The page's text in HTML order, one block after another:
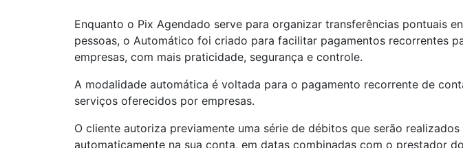
Enquanto o Pix Agendado serve para organizar transferências pontuais
pessoas, o Automático foi criado para facilitar pagamentos recorrentes
empresas, com mais praticidade, segurança e controle.
A modalidade automática é voltada para o pagamento recorrente de
serviços oferecidos por empresas.
O cliente autoriza previamente uma série de débitos que serão realizados
automaticamente na sua conta, em datas combinadas com o prestador